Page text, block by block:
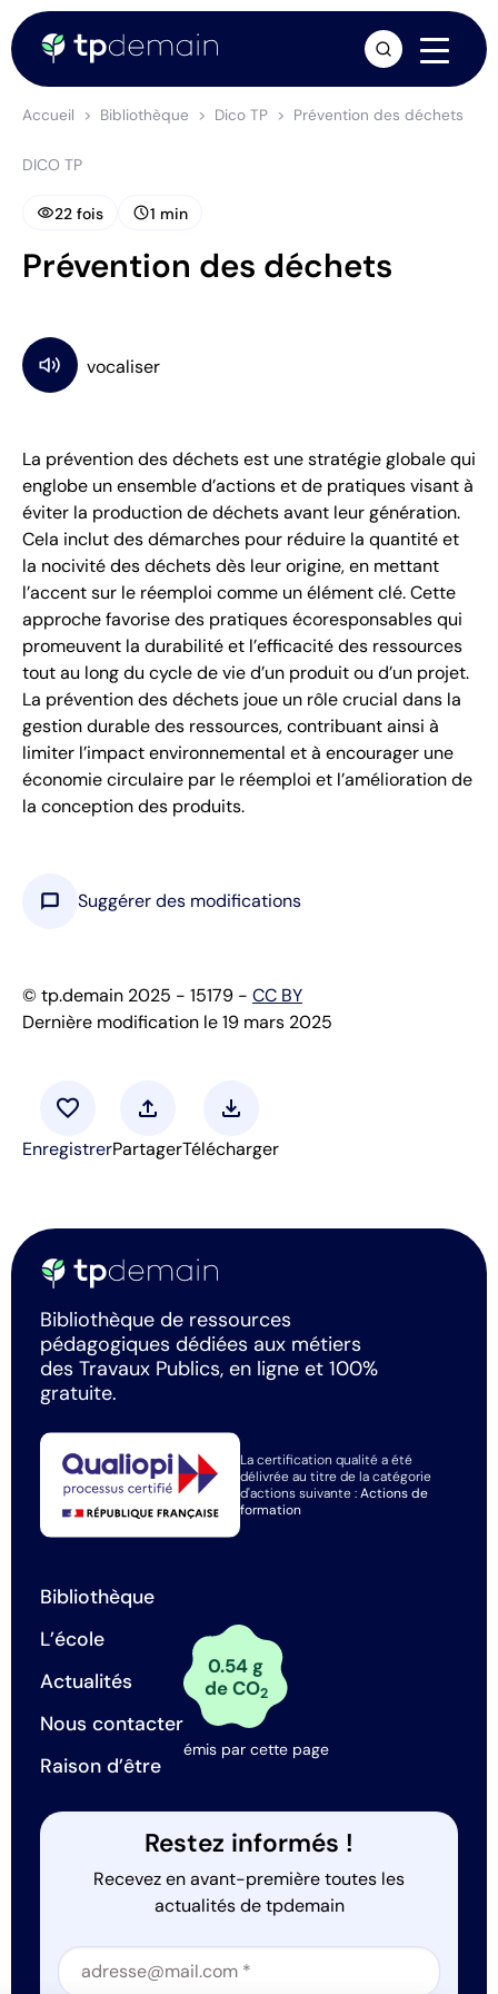
Accueil Bibliothèque Dico TP Prévention des déchets
DICO TP
visibility22 fois schedule1 min
Prévention des déchets
La prévention des déchets est une stratégie globale qui
englobe un ensemble d’actions et de pratiques visant à
éviter la production de déchets avant leur génération.
Cela inclut des démarches pour réduire la quantité et
la nocivité des déchets dès leur origine, en mettant
l’accent sur le réemploi comme un élément clé. Cette
approche favorise des pratiques écoresponsables qui
promeuvent la durabilité et l’efficacité des ressources
tout au long du cycle de vie d’un produit ou d’un projet.
La prévention des déchets joue un rôle crucial dans la
gestion durable des ressources, contribuant ainsi à
limiter l’impact environnemental et à encourager une
économie circulaire par le réemploi et l’amélioration de
la conception des produits.
chat_bubble Suggérer des modifications
© tp.demain 2025 - 15179 - CC BY
Dernière modification le 19 mars 2025
favorite
Enregistrer
upload
Partager
download
Télécharger
Bibliothèque de ressources
pédagogiques dédiées aux métiers
des Travaux Publics, en ligne et 100%
gratuite.
La certification qualité a été
délivrée au titre de la catégorie
d'actions suivante :Actions de
formation
Bibliothèque
L’école
Actualités
Nous contacter
Raison d’être
0.54 g
de CO2
émis par cette page
Restez informés !
Recevez en avant-première toutes les
actualités de tpdemain
Section
arrow_forward